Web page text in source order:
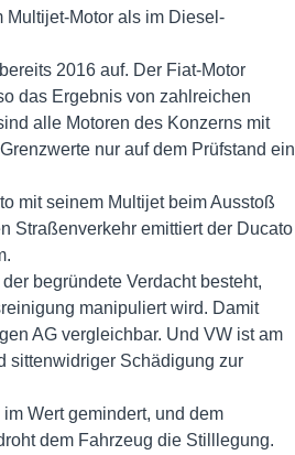
Multijet-Motor als im Diesel-
2016 auf. Der Fiat-Motor
das Ergebnis von zahlreichen
alle Motoren des Konzerns mit
nur auf dem Prüfstand ein
mit seinem Multijet beim Ausstoß
Straßenverkehr emittiert der Ducato
begründete Verdacht besteht,
manipuliert wird. Damit
AG vergleichbar. Und VW ist am
sittenwidriger Schädigung zur
Wert gemindert, und dem
dem Fahrzeug die Stilllegung.